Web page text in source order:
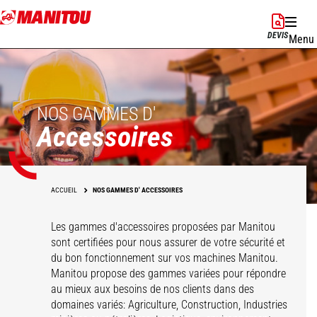
Aller
au
principal
DEVISMenu
NOS GAMMES D'
Accessoires
ACCUEIL NOS GAMMES D' ACCESSOIRES
Les gammes d'accessoires proposées par Manitou
sont certifiées pour nous assurer de votre sécurité et
du bon fonctionnement sur vos machines Manitou.
Manitou propose des gammes variées pour répondre
au mieux aux besoins de nos clients dans des
domaines variés: Agriculture, Construction, Industries
Godets Pinces
Solution de
Manutention sur
Fourche
Fourches & Grappins
Potences Nacelles
Balayeuse &